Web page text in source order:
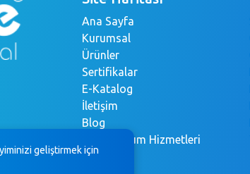
Ana Sayfa
Kurumsal
Ürünler
Sertifikalar
E-Katalog
İletişim
Blog
Bilgi Toplum Hizmetleri
KVKK
geliştirmek için